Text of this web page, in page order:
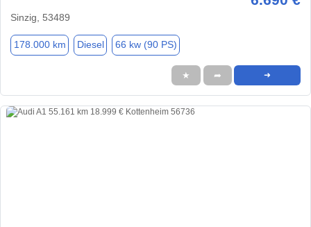
Sinzig, 53489
178.000 km Diesel 66 kw (90 PS)
★ ➦ ➜